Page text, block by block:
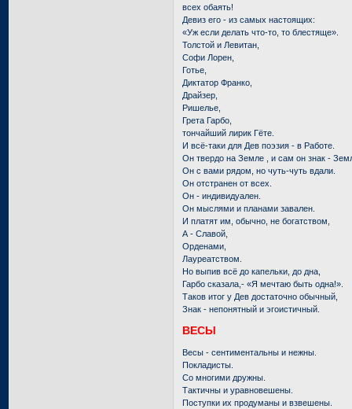
всех обаять!
Девиз его - из самых настоящих:
«Уж если делать что-то, то блестяще».
Толстой и Левитан,
Софи Лорен,
Готье,
Диктатор Франко,
Драйзер,
Ришелье,
Грета Гарбо,
тончайший лирик Гёте.
И всё-таки для Дев поэзия - в Работе.
Он твердо на Земле , и сам он знак -
Он с вами рядом, но чуть-чуть вдали.
Он отстранен от всех.
Он - индивидуален.
Он мыслями и планами завален.
И платят им, обычно, не богатством,
А - Славой,
Орденами,
Лауреатством.
Но выпив всё до капельки, до дна,
Гарбо сказала,- «Я мечтаю быть одна!».
Таков итог у Дев достаточно обычный,
Знак - непонятный и эгоистичный.
ВЕСЫ
Весы - сентиментальны и нежны.
Покладисты.
Со многими дружны.
Тактичны и уравновешены.
Поступки их продуманы и взвешены.